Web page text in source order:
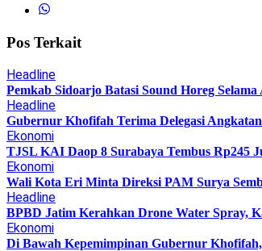
Pos Terkait
Headline
Pemkab Sidoarjo Batasi Sound Horeg
Headline
Gubernur Khofifah Terima Delegasi
Ekonomi
TJSL KAI Daop 8 Surabaya Tembus Rp245
Ekonomi
Wali Kota Eri Minta Direksi PAM Surya
Headline
BPBD Jatim Kerahkan Drone Water Spray,
Ekonomi
Di Bawah Kepemimpinan Gubernur